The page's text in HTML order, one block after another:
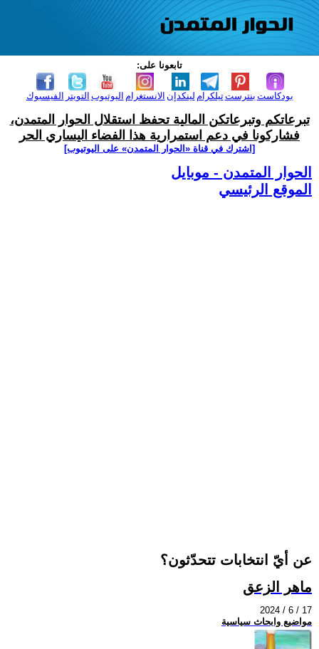
تابعونا على:
الفيسبوك التويتر اليوتيوب الانستغرام لينكدإن تيلكرامبنترست بودكاست
تبرعاتكم وتبرعاتكن المالية تحفظ استقلال الحوار المتمدن،
فشاركونا في دعم استمرارية هذا الفضاء اليساري الحر
[اشترك في قناة ‫«الحوار المتمدن» على اليوتيوب]
الحوار المتمدن - موبايل
الموقع الرئيسي
عن أيّ انتخابات تتحدّثون؟
ماهر الزعق
2024 / 6 / 17
مواضيع وابحاث سياسية